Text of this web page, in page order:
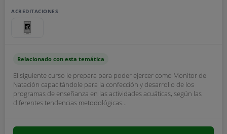
ACREDITACIONES
Relacionado con esta temática
El siguiente curso le prepara para poder ejercer como Monitor de
Natación capacitándole para la confección y desarrollo de los
programas de enseñanza en las actividades acuáticas, según las
diferentes tendencias metodológicas...